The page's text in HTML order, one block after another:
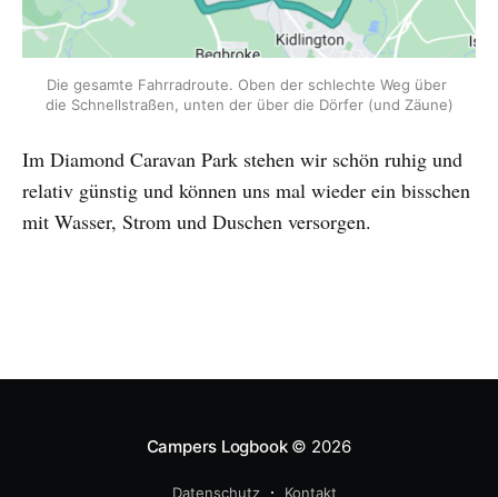
Die gesamte Fahrradroute. Oben der schlechte Weg über
die Schnellstraßen, unten der über die Dörfer (und Zäune)
Im Diamond Caravan Park stehen wir schön ruhig und
relativ günstig und können uns mal wieder ein bisschen
mit Wasser, Strom und Duschen versorgen.
Campers Logbook© 2026
Datenschutz Kontakt